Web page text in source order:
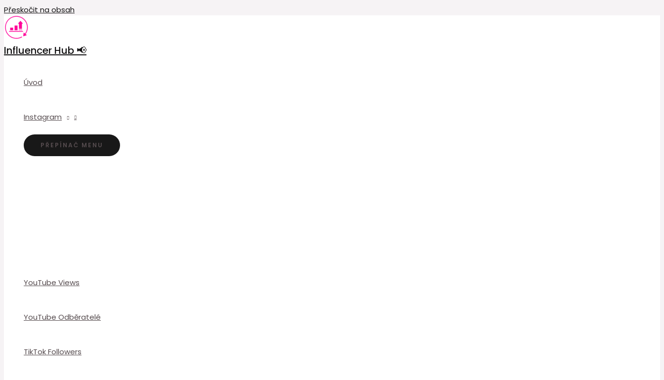
Přeskočit na obsah
Influencer Hub 📢
Úvod
Instagram
PŘEPÍNAČ MENU
YouTube Views
YouTube Odběratelé
TikTok Followers